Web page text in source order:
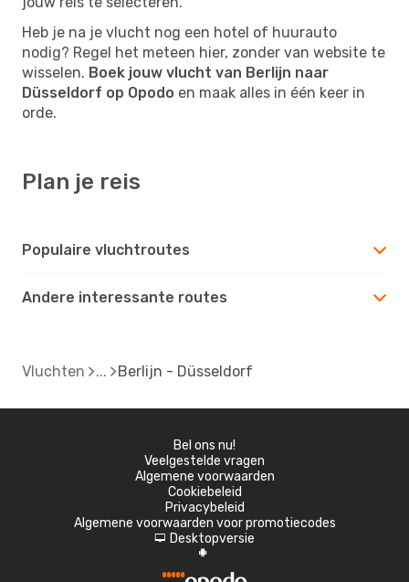
Heb je na je vlucht nog een hotel of huurauto
nodig? Regel het meteen hier, zonder van website te
wisselen. Boek jouw vlucht van Berlijn naar
Düsseldorf op Opodo en maak alles in één keer in
orde.
Plan je reis
Populaire vluchtroutes
Andere interessante routes
Vluchten Berlijn - Düsseldorf
Bel ons nu!
Veelgestelde vragen
Algemene voorwaarden
Cookiebeleid
Privacybeleid
Algemene voorwaarden voor promotiecodes
d Desktopversie
A